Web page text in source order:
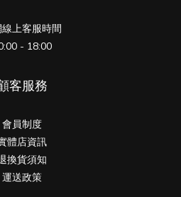
上客服時間
- 18:00
客服務
會員制度
體店資訊
換貨須知
運送政策